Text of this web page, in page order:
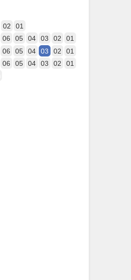
02 01
06 05 04 03 02 01
06 05 04 03 02 01
06 05 04 03 02
01